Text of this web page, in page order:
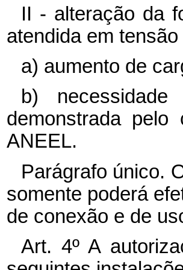
II - alteração da
atendida em
a) aumento de
b)
demonstrada pelo
ANEEL.
Parágrafo único.
somente poderá
de conexão e de
Art. 4º A